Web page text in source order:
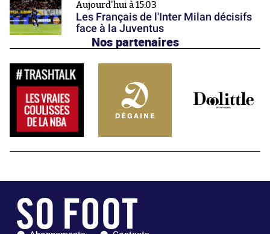
Aujourd'hui à 15:03
Les Français de l'Inter Milan décisifs
face à la Juventus
Nos partenaires